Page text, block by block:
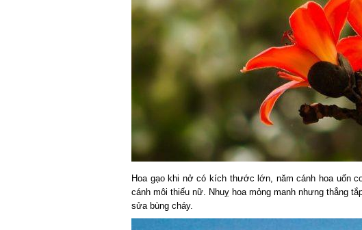
Hoa gạo khi nở có kích thước lớn, năm cánh hoa uốn
cánh môi thiếu nữ. Nhuỵ hoa mỏng manh nhưng thẳng
sửa bùng cháy.